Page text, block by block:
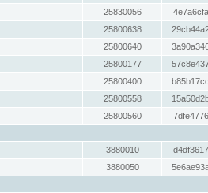
25830056
25800638
25800640
25800177
25800400
25800558
25800560
3880010
3880050